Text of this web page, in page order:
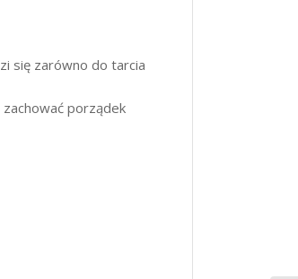
się zarówno do tarcia
porządek